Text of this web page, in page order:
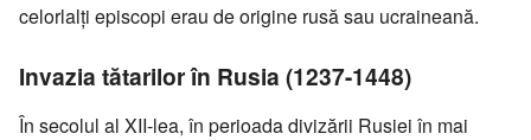
celorlalţi episcopi erau de origine rusă sau ucraineană.
Invazia tătarilor în Rusia (1237-1448)
În secolul al XII-lea, în perioada divizării Rusiei în mai